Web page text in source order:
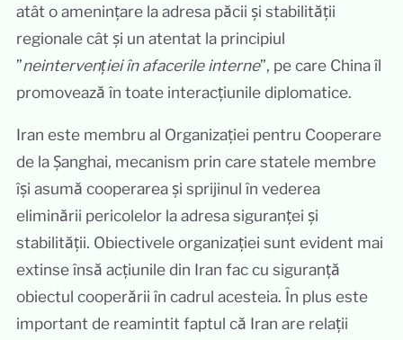
atât o amenințare la adresa păcii și stabilității
regionale cât și un atentat la principiul
”neintervenției în afacerile interne”, pe care China îl
promovează în toate interacțiunile diplomatice.
Iran este membru al Organizației pentru Cooperare
de la Șanghai, mecanism prin care statele membre
își asumă cooperarea și sprijinul în vederea
eliminării pericolelor la adresa siguranței și
stabilității. Obiectivele organizației sunt evident mai
extinse însă acțiunile din Iran fac cu siguranță
obiectul cooperării în cadrul acesteia. În plus este
important de reamintit faptul că Iran are relații